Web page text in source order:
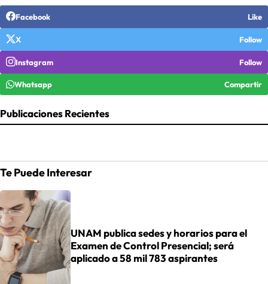
Facebook Like
X Follow
Instagram Follow
Whatsapp Compartir
Publicaciones Recientes
Te Puede Interesar
UNAM publica sedes y horarios para el
Examen de Control Presencial; será
aplicado a 58 mil 783 aspirantes